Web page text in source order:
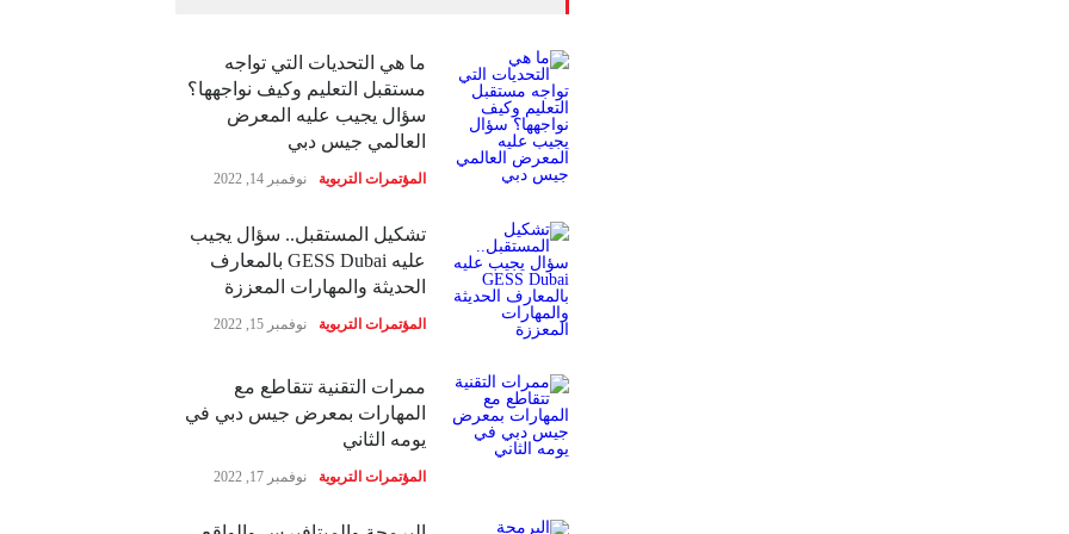
ما هي التحديات التي تواجه
مستقبل التعليم وكيف نواجهها؟
سؤال يجيب عليه المعرض
العالمي جيس دبي
المؤتمرات التربوية نوفمبر 14, 2022
تشكيل المستقبل.. سؤال يجيب
عليه GESS Dubai بالمعارف
الحديثة والمهارات المعززة
المؤتمرات التربوية نوفمبر 15, 2022
ممرات التقنية تتقاطع مع
المهارات بمعرض جيس دبي في
يومه الثاني
المؤتمرات التربوية نوفمبر 17, 2022